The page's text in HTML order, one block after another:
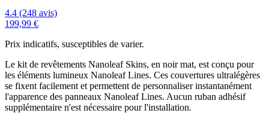
4.4 (248 avis)
199,99 €
Prix indicatifs, susceptibles de varier.
Le kit de revêtements Nanoleaf Skins, en noir mat, est conçu pour
les éléments lumineux Nanoleaf Lines. Ces couvertures ultralégères
se fixent facilement et permettent de personnaliser instantanément
l'apparence des panneaux Nanoleaf Lines. Aucun ruban adhésif
supplémentaire n'est nécessaire pour l'installation.